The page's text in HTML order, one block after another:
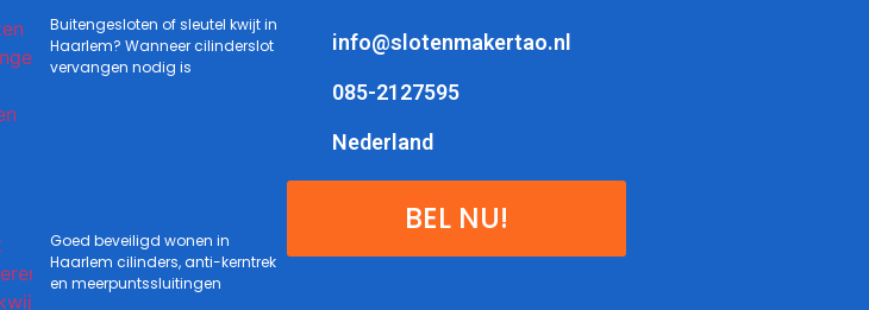
Buitengesloten of sleutel kwijt in
Haarlem? Wanneer cilinderslot
vervangen nodig is
Goed beveiligd wonen in
Haarlem cilinders, anti-kerntrek
en meerpuntssluitingen
info@slotenmakertao.nl
085-2127595
Nederland
BEL NU!